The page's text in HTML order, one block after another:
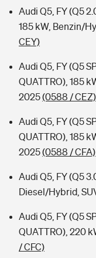
Audi Q5, FY (Q5
185 kW, Benzin/
CEY)
Audi Q5, FY (Q5
QUATTRO), 185
2025(0588 / CEZ)
Audi Q5, FY (Q5
QUATTRO), 185
2025(0588 / CFA)
Audi Q5, FY (Q5
Diesel/Hybrid,
Audi Q5, FY (Q5
QUATTRO), 220
/ CFC)